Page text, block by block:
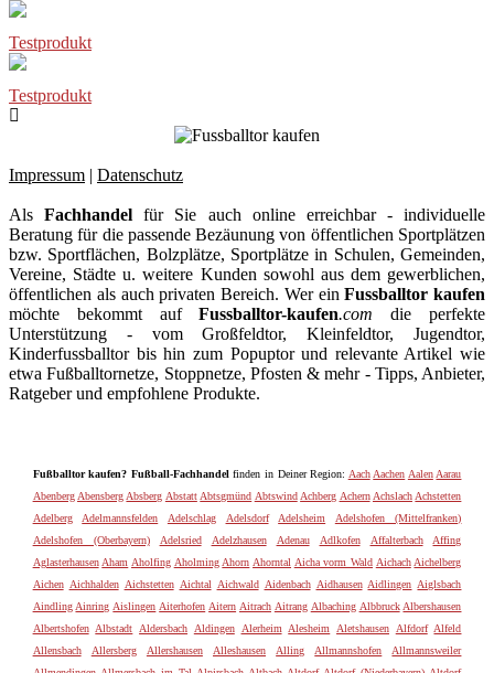
Testprodukt
Testprodukt
Impressum | Datenschutz
AlsFachhandel für Sie auch online erreichbar - individuelle
Beratung für die passende Bezäunung von öffentlichen Sportplätzen
bzw. Sportflächen, Bolzplätze, Sportplätze in Schulen, Gemeinden,
Vereine, Städte u. weitere Kunden sowohl aus dem gewerblichen,
öffentlichen als auch privaten Bereich. Wer einFussballtor kaufen
möchte bekommt aufFussballtor-kaufen.com die perfekte
Unterstützung - vom Großfeldtor, Kleinfeldtor, Jugendtor,
Kinderfussballtor bis hin zum Popuptor und relevante Artikel wie
etwa Fußballtornetze, Stoppnetze, Pfosten & mehr - Tipps, Anbieter,
Ratgeber und empfohlene Produkte.
Fußballtor kaufen? Fußball-Fachhandelfinden in Deiner Region: Aach Aachen Aalen Aarau
Abenberg Abensberg Absberg Abstatt Abtsgmünd Abtswind Achberg Achern Achslach Achstetten
Adelberg
Adelmannsfelden Adelschlag Adelsdorf Adelsheim
Adelshofen (Mittelfranken)
Adelshofen (Oberbayern)
Adelsried Adelzhausen Adenau Adlkofen Affalterbach
Affing
Aglasterhausen Aham Aholfing Aholming Ahorn Ahorntal Aicha vorm Wald Aichach Aichelberg
Aichen Aichhalden Aichstetten Aichtal Aichwald Aidenbach Aidhausen Aidlingen Aiglsbach
Aindling Ainring Aislingen Aiterhofen Aitern Aitrach Aitrang Albaching Albbruck Albershausen
Albertshofen Albstadt Aldersbach Aldingen Alerheim Alesheim Aletshausen Alfdorf Alfeld
Allensbach
Allersberg Allershausen Alleshausen Alling Allmannshofen
Allmannsweiler